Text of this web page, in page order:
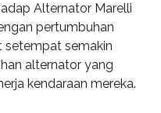
Alternator Marelli
pertumbuhan
setempat semakin
alternator yang
kendaraan mereka.